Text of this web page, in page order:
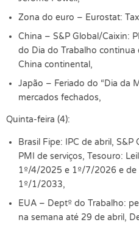
Zona do euro – Eurostat:
China – S&P Global/Caixin:
do Dia do Trabalho continua
China continental,
Japão – Feriado do “Dia da
mercados fechados,
Quinta-feira (4):
Brasil Fipe: IPC de abril,
PMI de serviços, Tesouro:
1º/4/2025 e 1º/7/2026 e
1º/1/2033,
EUA – Deptº do Trabalho:
na semana até 29 de abril,